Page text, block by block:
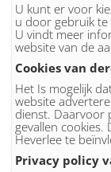
U kunt er voor
u door gebruik te
U vindt meer
website van de
Cookies van
Het Is mogelijk
website
dienst. Daarvoor
gevallen cookies.
Heverlee te
Privacy policy